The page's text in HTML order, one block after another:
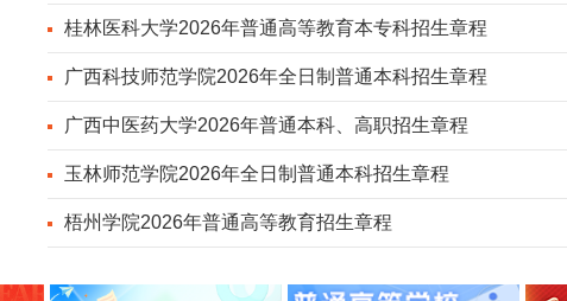
桂林医科大学2026年普通高等教育本专科招生章程
广西科技师范学院2026年全日制普通本科招生章程
广西中医药大学2026年普通本科、高职招生章程
玉林师范学院2026年全日制普通本科招生章程
梧州学院2026年普通高等教育招生章程